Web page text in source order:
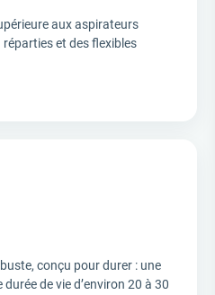
aux aspirateurs
et des flexibles
conçu pour durer : une
de vie d’environ 20 à 30